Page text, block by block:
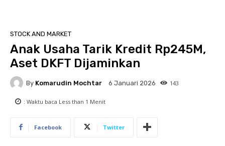
STOCK AND MARKET
Anak Usaha Tarik Kredit Rp245M,
Aset DKFT Dijaminkan
By Komarudin Mochtar 6 Januari 2026 143
: Waktu baca Less than 1 Menit
Facebook Twitter